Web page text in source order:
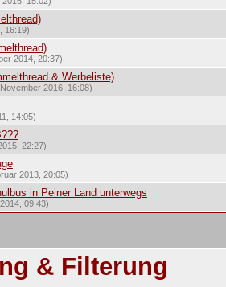
16:19)
2014, 20:37)
& Werbeliste)
2016, 16:08)
14:05)
22:27)
2013, 20:05)
in Peiner Land unterwegs
09:43)
& Filterung